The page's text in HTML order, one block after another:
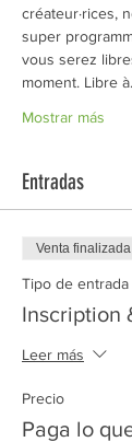
créateur·rices,
super
vous serez
moment. Libre
Mostrar más
Entradas
Venta finalizada
Tipo de entrada
Inscription
Leer más
Precio
Paga lo